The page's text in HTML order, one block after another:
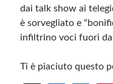
dai talk show ai
è sorvegliato e
infiltrino voci fuori
Ti è piaciuto questo